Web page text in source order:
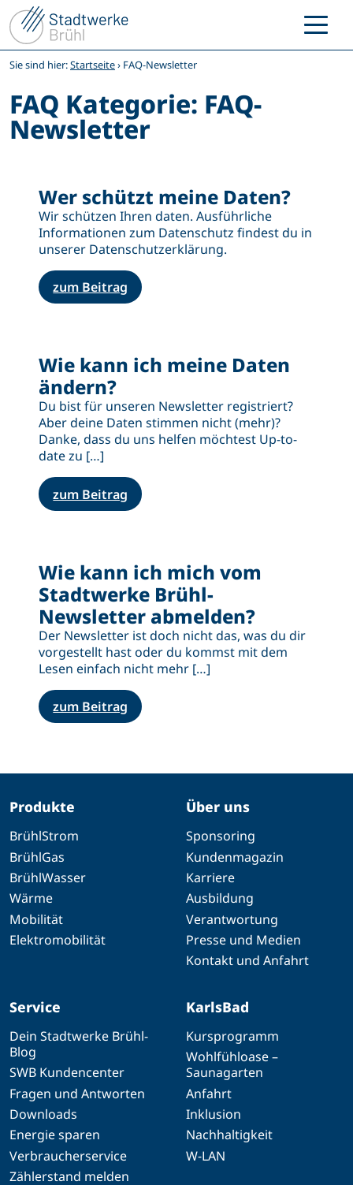
Zum
Inhalt
springen
Sie sind hier:Startseite› FAQ-Newsletter
FAQ Kategorie: FAQ-
Newsletter
Wer schützt meine Daten?
Wir schützen Ihren daten. Ausführliche
Informationen zum Datenschutz findest du in
unserer Datenschutzerklärung.
zum Beitrag
Wie kann ich meine Daten
ändern?
Du bist für unseren Newsletter registriert?
Aber deine Daten stimmen nicht (mehr)?
Danke, dass du uns helfen möchtest Up-to-
date zu […]
zum Beitrag
Wie kann ich mich vom
Stadtwerke Brühl-
Newsletter abmelden?
Der Newsletter ist doch nicht das, was du dir
vorgestellt hast oder du kommst mit dem
Lesen einfach nicht mehr […]
zum Beitrag
Produkte
BrühlStrom
BrühlGas
BrühlWasser
Wärme
Mobilität
Elektromobilität
Über uns
Sponsoring
Kundenmagazin
Karriere
Ausbildung
Verantwortung
Presse und Medien
Kontakt und Anfahrt
Service
Dein Stadtwerke Brühl-
Blog
SWB Kundencenter
Fragen und Antworten
Downloads
Energie sparen
Verbraucherservice
Zählerstand melden
KarlsBad
Kursprogramm
Wohlfühloase –
Saunagarten
Anfahrt
Inklusion
Nachhaltigkeit
W-LAN